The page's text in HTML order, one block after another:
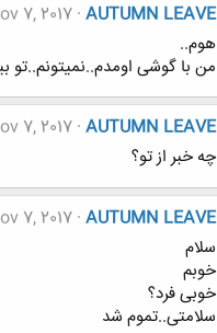
AUTUMN LEAVE
7, 2017
هوم..
من با گوشی اومدم‌..نمیتونم..تو
AUTUMN LEAVE
7, 2017
چه خبر از تو؟
AUTUMN LEAVE
7, 2017
سلام
خوبم
خوبی فرد؟
سلامتی..تموم شد